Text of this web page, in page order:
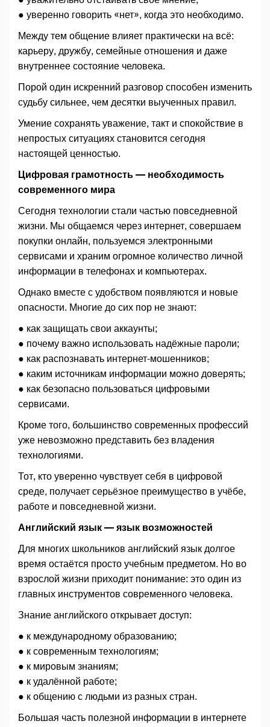
● уверенно говорить «нет», когда это необходимо.
Между тем общение влияет практически на всё:
карьеру, дружбу, семейные отношения и даже
внутреннее состояние человека.
Порой один искренний разговор способен изменить
судьбу сильнее, чем десятки выученных правил.
Умение сохранять уважение, такт и спокойствие в
непростых ситуациях становится сегодня
настоящей ценностью.
Цифровая грамотность — необходимость
современного мира
Сегодня технологии стали частью повседневной
жизни. Мы общаемся через интернет, совершаем
покупки онлайн, пользуемся электронными
сервисами и храним огромное количество личной
информации в телефонах и компьютерах.
Однако вместе с удобством появляются и новые
опасности. Многие до сих пор не знают:
● как защищать свои аккаунты;
● почему важно использовать надёжные пароли;
● как распознавать интернет-мошенников;
● каким источникам информации можно доверять;
● как безопасно пользоваться цифровыми
сервисами.
Кроме того, большинство современных профессий
уже невозможно представить без владения
технологиями.
Тот, кто уверенно чувствует себя в цифровой
среде, получает серьёзное преимущество в учёбе,
работе и повседневной жизни.
Английский язык — язык возможностей
Для многих школьников английский язык долгое
время остаётся просто учебным предметом. Но во
взрослой жизни приходит понимание: это один из
главных инструментов современного человека.
Знание английского открывает доступ:
● к международному образованию;
● к современным технологиям;
● к мировым знаниям;
● к удалённой работе;
● к общению с людьми из разных стран.
Большая часть полезной информации в интернете